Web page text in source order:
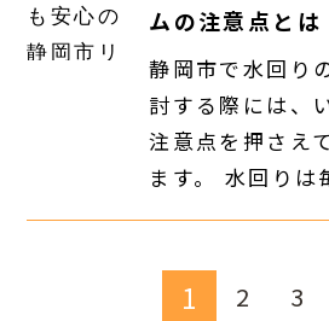
ムの注意点とは
静岡市で水回り
討する際には、
注意点を押さえ
ます。 水回り
1 2 3